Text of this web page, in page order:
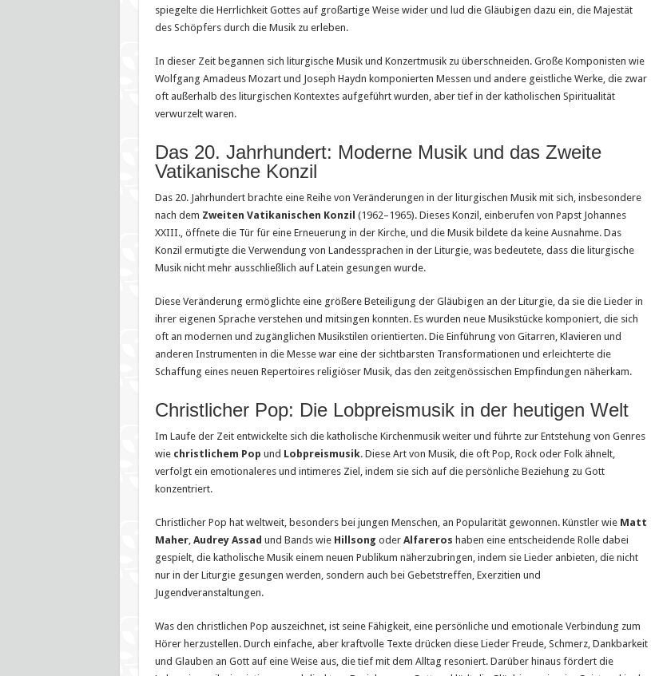
spiegelte die Herrlichkeit Gottes auf großartige Weise wider und lud die Gläubigen dazu ein, die Majestät
des Schöpfers durch die Musik zu erleben.
In dieser Zeit begannen sich liturgische Musik und Konzertmusik zu überschneiden. Große Komponisten wie
Wolfgang Amadeus Mozart und Joseph Haydn komponierten Messen und andere geistliche Werke, die zwar
oft außerhalb des liturgischen Kontextes aufgeführt wurden, aber tief in der katholischen Spiritualität
verwurzelt waren.
Das 20. Jahrhundert: Moderne Musik und das Zweite
Vatikanische Konzil
Das 20. Jahrhundert brachte eine Reihe von Veränderungen in der liturgischen Musik mit sich, insbesondere
nach dem Zweiten Vatikanischen Konzil (1962–1965). Dieses Konzil, einberufen von Papst Johannes
XXIII., öffnete die Tür für eine Erneuerung in der Kirche, und die Musik bildete da keine Ausnahme. Das
Konzil ermutigte die Verwendung von Landessprachen in der Liturgie, was bedeutete, dass die liturgische
Musik nicht mehr ausschließlich auf Latein gesungen wurde.
Diese Veränderung ermöglichte eine größere Beteiligung der Gläubigen an der Liturgie, da sie die Lieder in
ihrer eigenen Sprache verstehen und mitsingen konnten. Es wurden neue Musikstücke komponiert, die sich
oft an modernen und zugänglichen Musikstilen orientierten. Die Einführung von Gitarren, Klavieren und
anderen Instrumenten in die Messe war eine der sichtbarsten Transformationen und erleichterte die
Schaffung eines neuen Repertoires religiöser Musik, das den zeitgenössischen Empfindungen näherkam.
Christlicher Pop: Die Lobpreismusik in der heutigen Welt
Im Laufe der Zeit entwickelte sich die katholische Kirchenmusik weiter und führte zur Entstehung von Genres
wie christlichem Pop und Lobpreismusik. Diese Art von Musik, die oft Pop, Rock oder Folk ähnelt,
verfolgt ein emotionaleres und intimeres Ziel, indem sie sich auf die persönliche Beziehung zu Gott
konzentriert.
Christlicher Pop hat weltweit, besonders bei jungen Menschen, an Popularität gewonnen. Künstler wie Matt
Maher, Audrey Assad und Bands wie Hillsong oder Alfareros haben eine entscheidende Rolle dabei
gespielt, die katholische Musik einem neuen Publikum näherzubringen, indem sie Lieder anbieten, die nicht
nur in der Liturgie gesungen werden, sondern auch bei Gebetstreffen, Exerzitien und
Jugendveranstaltungen.
Was den christlichen Pop auszeichnet, ist seine Fähigkeit, eine persönliche und emotionale Verbindung zum
Hörer herzustellen. Durch einfache, aber kraftvolle Texte drücken diese Lieder Freude, Schmerz, Dankbarkeit
und Glauben an Gott auf eine Weise aus, die tief mit dem Alltag resoniert. Darüber hinaus fördert die